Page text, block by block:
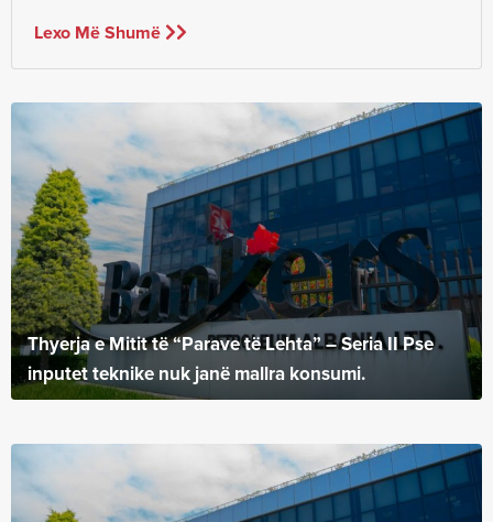
Lexo Më Shumë
Thyerja e Mitit të “Parave të Lehta” – Seria II Pse
inputet teknike nuk janë mallra konsumi.